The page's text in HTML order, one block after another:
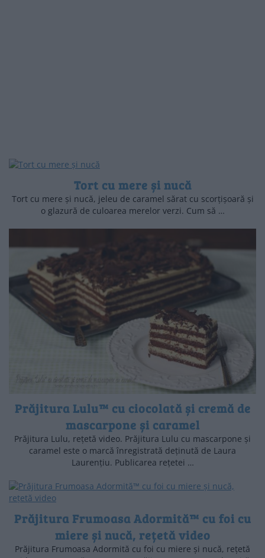
Tort cu mere și nucă
Tort cu mere și nucă, jeleu de caramel sărat cu scorțișoară și
o glazură de culoarea merelor verzi. Cum să …
Prăjitura Lulu™ cu ciocolată și cremă de
mascarpone și caramel
Prăjitura Lulu, rețetă video. Prăjitura Lulu cu mascarpone și
caramel este o marcă înregistrată deținută de Laura
Laurențiu. Publicarea rețetei …
Prăjitura Frumoasa Adormită™ cu foi cu
miere și nucă, rețetă video
Prăjitura Frumoasa Adormită cu foi cu miere și nucă, rețetă